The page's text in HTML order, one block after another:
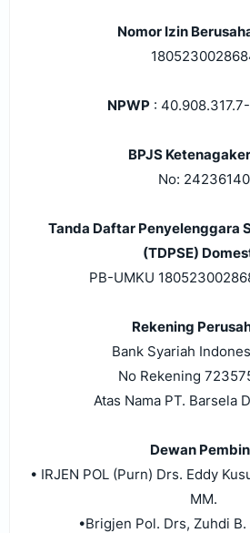
Nomor Izin
NPWP:
BPJS
No: 24236140
Tanda Daftar Penyelenggara
(TDPSE)
PB-UMKU
Rekening
Bank Syariah
No Rekening
Atas Nama PT. Barsela
Dewan
• IRJEN POL (Purn) Drs. Eddy
MM.
•Brigjen Pol. Drs, Zuhdi